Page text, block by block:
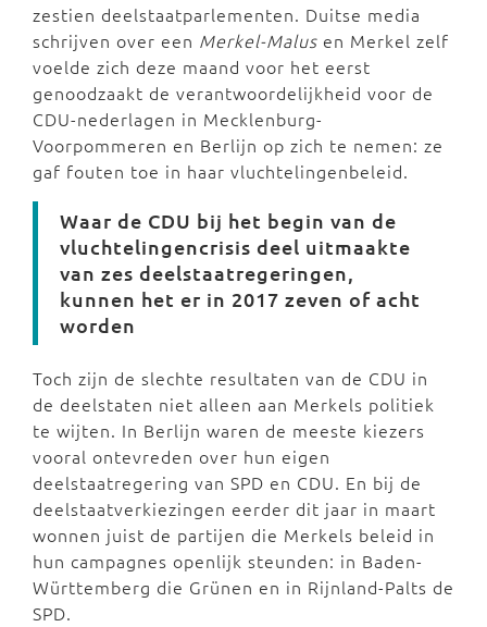
zestien deelstaatparlementen. Duitse media
schrijven over een Merkel-Malus en Merkel zelf
voelde zich deze maand voor het eerst
genoodzaakt de verantwoordelijkheid voor de
CDU-nederlagen in Mecklenburg-
Voorpommeren en Berlijn op zich te nemen: ze
gaf fouten toe in haar vluchtelingenbeleid.
Waar de CDU bij het begin van de
vluchtelingencrisis deel uitmaakte
van zes deelstaatregeringen,
kunnen het er in 2017 zeven of acht
worden
Toch zijn de slechte resultaten van de CDU in
de deelstaten niet alleen aan Merkels politiek
te wijten. In Berlijn waren de meeste kiezers
vooral ontevreden over hun eigen
deelstaatregering van SPD en CDU. En bij de
deelstaatverkiezingen eerder dit jaar in maart
wonnen juist de partijen die Merkels beleid in
hun campagnes openlijk steunden: in Baden-
Württemberg die Grünen en in Rijnland-Palts de
SPD.